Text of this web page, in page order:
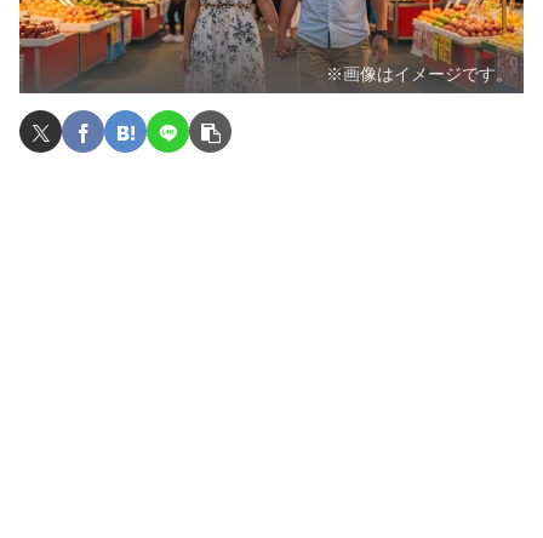
※画像はイメージです。